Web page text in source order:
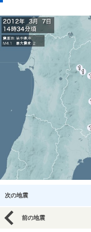
次の地震
前の地震